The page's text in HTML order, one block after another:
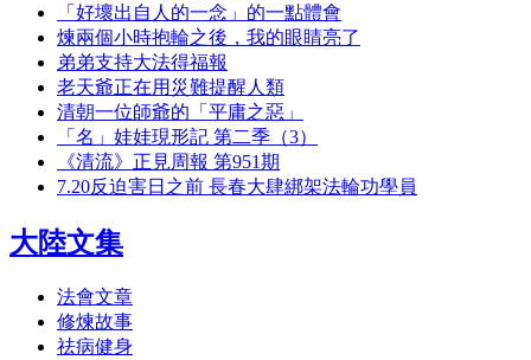
「好壞出自人的一念」的一點體會
煉兩個小時抱輪之後，我的眼睛亮了
弟弟支持大法得福報
老天爺正在用災難提醒人類
清朝一位師爺的「平庸之惡」
「名」娃娃現形記 第二季（3）
《清流》正見周報 第951期
7.20反迫害日之前 長春大肆綁架法輪功學員
大陸文集
法會文章
修煉故事
祛病健身